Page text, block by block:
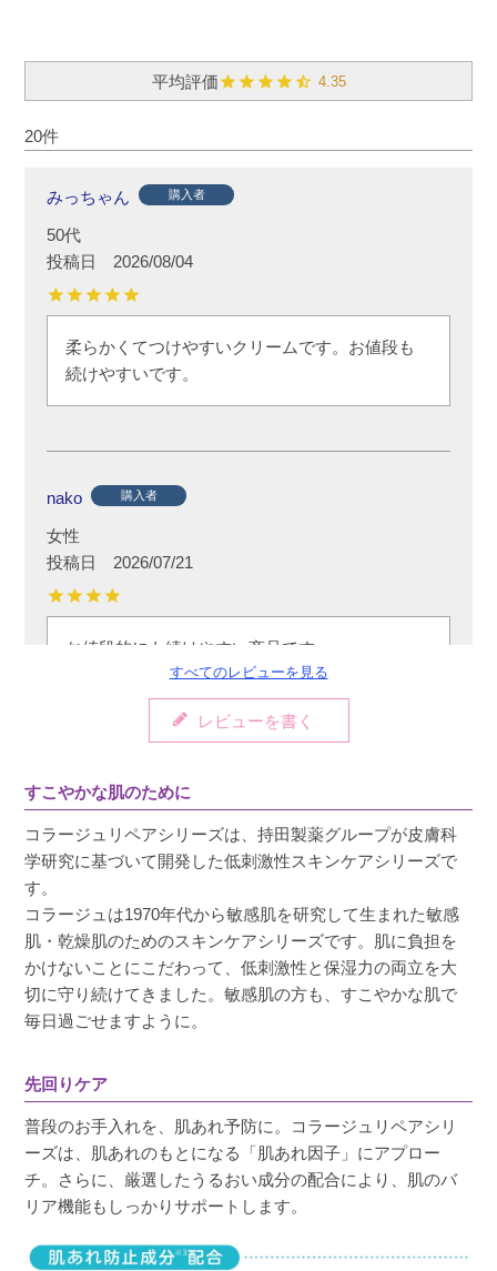
4.35
20
みっちゃん 購入者
50代
投稿日
2026/08/04
柔らかくてつけやすいクリームです。お値段も
続けやすいです。
nako 購入者
女性
投稿日
2026/07/21
お値段的にも続けやすい商品です。
冬場の乾燥時には、しっとりとうるおいお気に
入りです。
ぴーちゃん
非公開
肌がすごい乾燥肌になった時に使いました。お
手頃価格でいいです。
ヒロ 購入者
50代
投稿日
2026/03/30
すべてのレビューを見る
レビューを書く
すこやかな肌のために
コラージュリペアシリーズは、持田製薬グループが皮膚科
学研究に基づいて開発した低刺激性スキンケアシリーズで
す。
コラージュは1970年代から敏感肌を研究して生まれた敏感
肌・乾燥肌のためのスキンケアシリーズです。肌に負担を
かけないことにこだわって、低刺激性と保湿力の両立を大
切に守り続けてきました。敏感肌の方も、すこやかな肌で
毎日過ごせますように。
先回りケア
普段のお手入れを、肌あれ予防に。コラージュリペアシリ
ーズは、肌あれのもとになる「肌あれ因子」にアプロー
チ。さらに、厳選したうるおい成分の配合により、肌のバ
リア機能もしっかりサポートします。